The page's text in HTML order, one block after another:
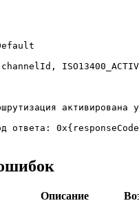
активирована
ответа:
Описание